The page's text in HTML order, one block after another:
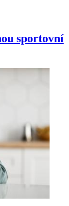
sportovní